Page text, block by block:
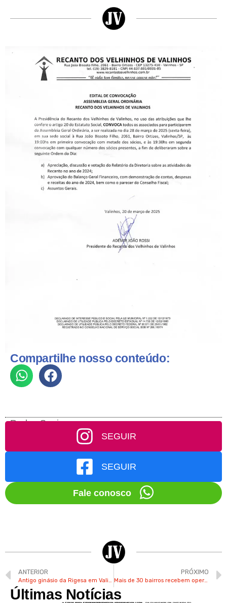
Compartilhe nosso conteúdo:
Redes Socias
SEGUIR
SEGUIR
Fale conosco
ANTERIOR PRÓXIMO
Mais de 30 bairros recebem operação para recolher bagulho em Valinhos de sábado até terça
Últimas Notícias